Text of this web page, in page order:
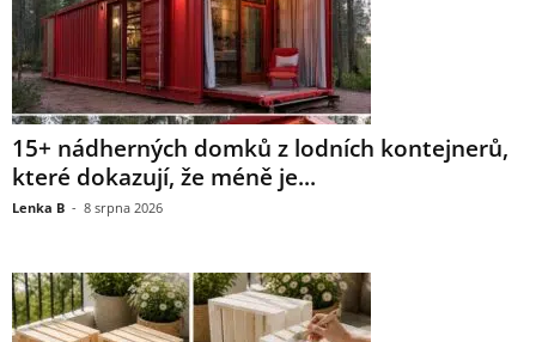
15+ nádherných domků z lodních kontejnerů,
které dokazují, že méně je...
Lenka B - 8 srpna 2026